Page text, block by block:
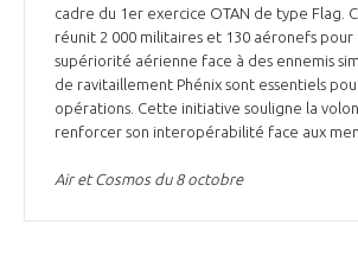
cadre du 1er exercice OTAN de type Flag.
réunit 2 000 militaires et 130 aéronefs pour
supériorité aérienne face à des ennemis
de ravitaillement Phénix sont essentiels
opérations. Cette initiative souligne la
renforcer son interopérabilité face aux
Air et Cosmos du 8 octobre